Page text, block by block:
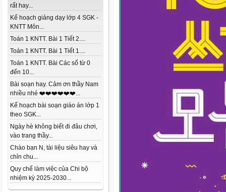
rất hay...
Kế hoạch giảng dạy lớp 4 SGK -
KNTT Môn...
Toán 1 KNTT. Bài 1 Tiết 2....
Toán 1 KNTT. Bài 1 Tiết 1....
Toán 1 KNTT. Bài Các số từ 0
đến 10...
Bài soạn hay. Cảm ơn thầy Nam
nhiều nhé ❤️❤️❤️❤️❤️❤️...
Kế hoạch bài soạn giáo án lớp 1
theo SGK...
Ngày hè không biết đi đâu chơi,
vào trang thầy...
Chào bạn N, tài liệu siêu hay và
chỉn chu...
Quy chế làm việc của Chi bộ
nhiệm kỳ 2025-2030...